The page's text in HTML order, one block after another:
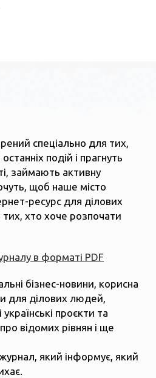
спеціально для тих,
подій і прагнуть
займають активну
щоб наше місто
ресурс для ділових
тих, хто хоче розпочати
в форматі PDF
бізнес-новини, корисна
для ділових людей,
українські проєкти та
відомих рівнян і ще
який інформує, який